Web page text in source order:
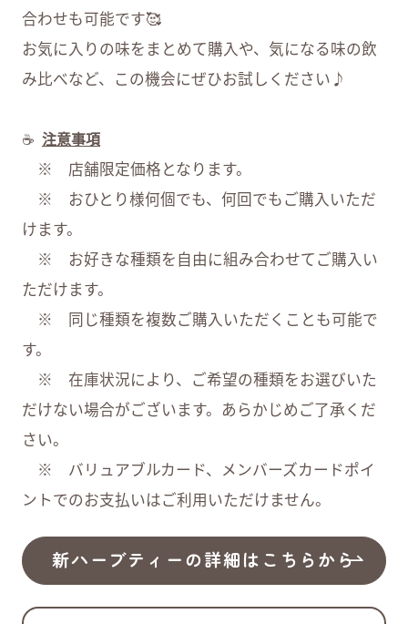
合わせも可能です🥰
お気に入りの味をまとめて購入や、気になる味の飲
み比べなど、この機会にぜひお試しください♪
☕ 注意事項
※ 店舗限定価格となります。
※ おひとり様何個でも、何回でもご購入いただ
けます。
※ お好きな種類を自由に組み合わせてご購入い
ただけます。
※ 同じ種類を複数ご購入いただくことも可能で
す。
※ 在庫状況により、ご希望の種類をお選びいた
だけない場合がございます。あらかじめご了承くだ
さい。
※ バリュアブルカード、メンバーズカードポイ
ントでのお支払いはご利用いただけません。
新ハーブティーの詳細はこちらから